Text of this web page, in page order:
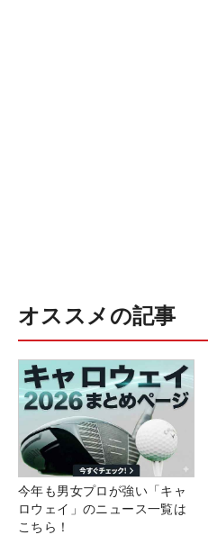
オススメの記事
今年も男女プロが強い「キャ
ロウェイ」のニュース一覧は
こちら！